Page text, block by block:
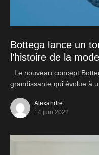
Bottega lance un
l’histoire de la mode
Le nouveau concept
grandissante qui évolue à
Alexandre
14 juin 2022